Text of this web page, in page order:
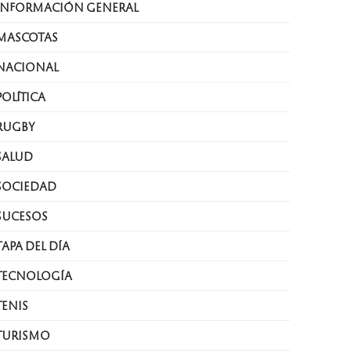
GENERAL
DEL DÍA